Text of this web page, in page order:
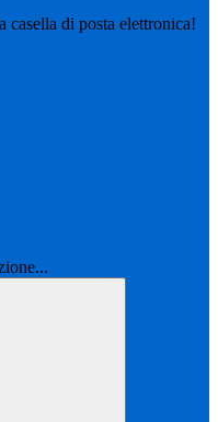
casella di posta elettronica!